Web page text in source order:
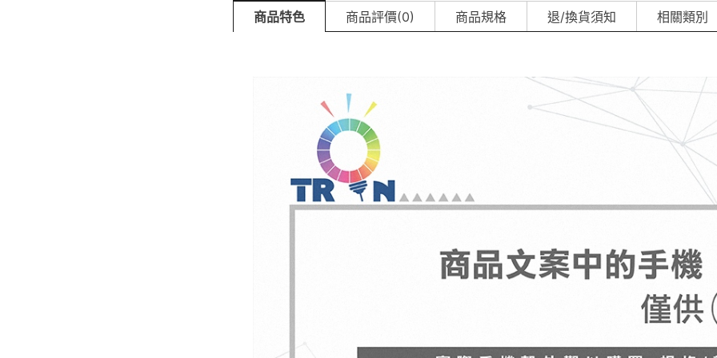
商品特色 商品評價(0) 商品規格 退/換貨須知 相關類別